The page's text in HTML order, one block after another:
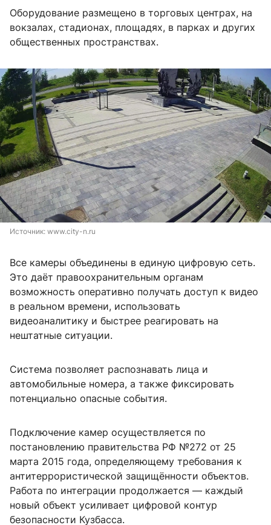
Оборудование размещено в торговых центрах, на
вокзалах, стадионах, площадях, в парках и других
общественных пространствах.
Источник: www.city-n.ru
Все камеры объединены в единую цифровую сеть.
Это даёт правоохранительным органам
возможность оперативно получать доступ к видео
в реальном времени, использовать
видеоаналитику и быстрее реагировать на
нештатные ситуации.
Система позволяет распознавать лица и
автомобильные номера, а также фиксировать
потенциально опасные события.
Подключение камер осуществляется по
постановлению правительства РФ №272 от 25
марта 2015 года, определяющему требования к
антитеррористической защищённости объектов.
Работа по интеграции продолжается — каждый
новый объект усиливает цифровой контур
безопасности Кузбасса.